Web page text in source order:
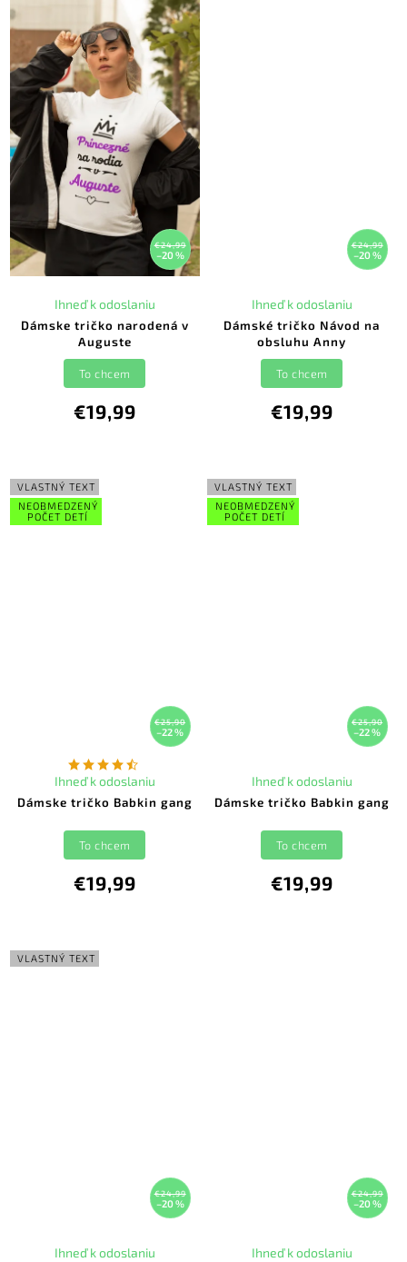
€24,99
–20 %
Dámske tričko narodená v
Auguste
Ihneď k odoslaniu
€19,99
To chcem
€24,99
–20 %
Dámské tričko Návod na
obsluhu Anny
Ihneď k odoslaniu
€19,99
To chcem
VLASTNÝ TEXT
NEOBMEDZENÝ
POČET DETÍ
€25,90
–22 %
Dámske tričko Babkin gang
Ihneď k odoslaniu
€19,99
To chcem
VLASTNÝ TEXT
NEOBMEDZENÝ
POČET DETÍ
€25,90
–22 %
Dámske tričko Babkin gang
Ihneď k odoslaniu
€19,99
To chcem
VLASTNÝ TEXT
€24,99
–20 %
Ihneď k odoslaniu
€24,99
–20 %
Ihneď k odoslaniu